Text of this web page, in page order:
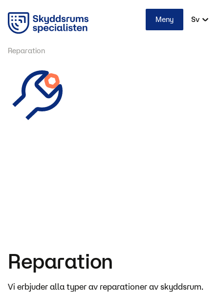
Meny Sv
Reparation
Reparation
Vi erbjuder alla typer av reparationer av skyddsrum.